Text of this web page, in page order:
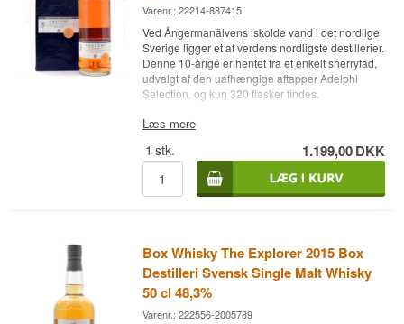
Varenr.: 22214-887415
Ved Ångermanälvens iskolde vand i det nordlige
Sverige ligger et af verdens nordligste destillerier.
Denne 10-årige er hentet fra et enkelt sherryfad,
udvalgt af den uafhængige aftapper Adelphi
Selection, og kun 320 flasker findes.
Ekspertens beskrivelse
High Coast 2013/2024 Adelphi Selection er en
Single Malt Svensk Whisky lagret på et
førstegangsfyldt Oloroso-sherryfad og aftappet
ved 57,1 %.
hvor store temperaturudsving giver en hurtig og
intens modning. Destilleriet bruger både svensk
pilsnermalt og røgmalt importeret fra Skotland,
hvilket giver en balance mellem nordisk finesse
og klassisk whiskykarakter.
Læs mere
1 stk. 1.199,00DKK
Box Whisky The Explorer 2015 Box
Destilleri Svensk Single Malt Whisky
50 cl 48,3%
Varenr.: 222556-2005789